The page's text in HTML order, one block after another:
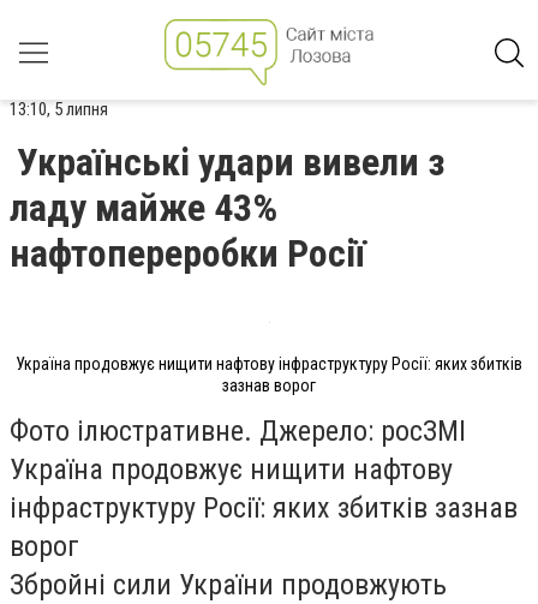
13:10, 5 липня
Українські удари вивели з
ладу майже 43%
нафтопереробки Росії
Україна продовжує нищити нафтову інфраструктуру Росії: яких збитків
зазнав ворог
Фото ілюстративне. Джерело: росЗМІ
Україна продовжує нищити нафтову
інфраструктуру Росії: яких збитків зазнав
ворог
Збройні сили України продовжують